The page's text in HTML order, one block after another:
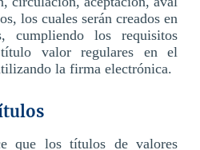
los cuales serán creados en
cumpliendo los requisitos
valor regulares en el
la firma electrónica.
que los títulos de valores